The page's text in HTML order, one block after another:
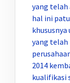
yang telah
hal ini
yang telah
2014
kualifikasi